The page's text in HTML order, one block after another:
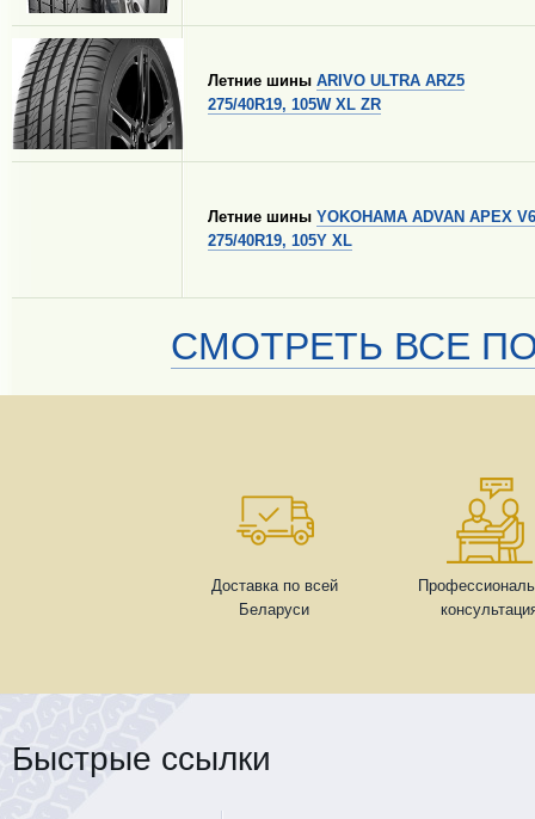
Летние шины ARIVO ULTRA ARZ5
275/40R19, 105W XL ZR
Летние шины YOKOHAMA ADVAN APEX
275/40R19, 105Y XL
СМОТРЕТЬ ВСЕ
Доставка по всей
Беларуси
Быстрые ссылки